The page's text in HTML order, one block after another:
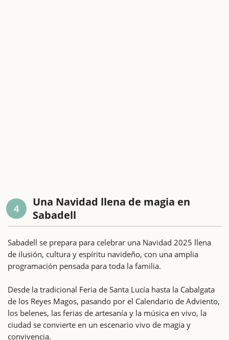
4
Una Navidad llena de magia en
Sabadell
Sabadell se prepara para celebrar una Navidad 2025 llena
de ilusión, cultura y espíritu navideño, con una amplia
programación pensada para toda la familia.
Desde la tradicional Feria de Santa Lucía hasta la Cabalgata
de los Reyes Magos, pasando por el Calendario de Adviento,
los belenes, las ferias de artesanía y la música en vivo, la
ciudad se convierte en un escenario vivo de magia y
convivencia.